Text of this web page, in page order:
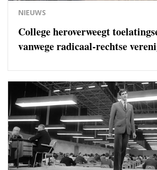
NIEUWS
College heroverweegt
vanwege radicaal-rechtse